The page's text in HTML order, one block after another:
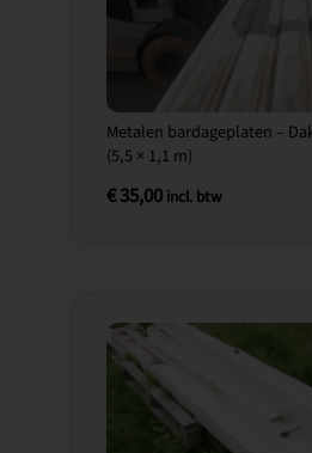
Metalen bardageplaten –
(5,5 × 1,1 m)
€35,00 incl. btw